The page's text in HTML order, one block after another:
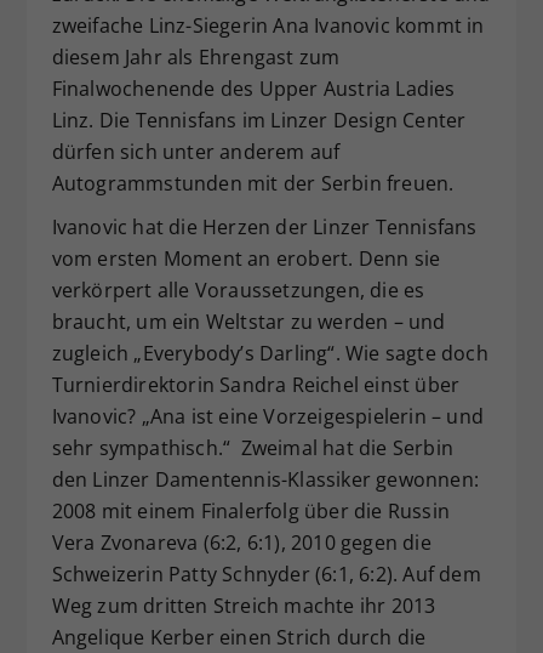
zweifache Linz-Siegerin Ana Ivanovic kommt in
diesem Jahr als Ehrengast zum
Finalwochenende des Upper Austria Ladies
Linz. Die Tennisfans im Linzer Design Center
dürfen sich unter anderem auf
Autogrammstunden mit der Serbin freuen.
Ivanovic hat die Herzen der Linzer Tennisfans
vom ersten Moment an erobert. Denn sie
verkörpert alle Voraussetzungen, die es
braucht, um ein Weltstar zu werden – und
zugleich „Everybody’s Darling“. Wie sagte doch
Turnierdirektorin Sandra Reichel einst über
Ivanovic? „Ana ist eine Vorzeigespielerin – und
sehr sympathisch.“ Zweimal hat die Serbin
den Linzer Damentennis-Klassiker gewonnen:
2008 mit einem Finalerfolg über die Russin
Vera Zvonareva (6:2, 6:1), 2010 gegen die
Schweizerin Patty Schnyder (6:1, 6:2). Auf dem
Weg zum dritten Streich machte ihr 2013
Angelique Kerber einen Strich durch die
Zweck
Dieser Wert speichert Ihre Consent-
Einstellungen. Unter anderem eine
zufällig generierte ID, für die
historische Speicherung Ihrer
vorgenommen Einstellungen, falls der
Webseiten-Betreiber dies eingestellt
hat.